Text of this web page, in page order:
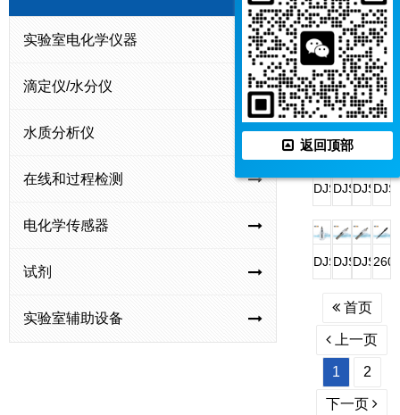
实验室电化学仪器
滴定仪/水分仪
水质分析仪
在线和过程检测
电化学传感器
试剂
实验室辅助设备
型
油
料
电
导
电
极
型
电
导
电
极
L
型
电
导
电
极
型
电
导
电
极
DJS-
1VTG
型
电
导
电
极
（光
亮）
DJS-
1VG
型
电
导
电
极
DJS-
1DF（
黑）
电
导
电
极
DJS-
1CF
型
电
导
电
极
(铂
黑)
DJS-
1CF
型
电
导
电
极
DJS-
1CF（光
亮、
铂
黑）
电
导
电
极
DJS-
1C（铂
黑）
电
导
电
极
DJS-
型
四
环
电
导
电
DJS-
型
电
导
DJS-
型
电
导
电
DJS-
型
电
导
电
DJS-
型
钛
合
导
DJS-
导
极
DJS-
型
电
电
极
DJS-
型
钛
金
电
260
导
(铂
首页
上一页
1 2
下一页
返回顶部